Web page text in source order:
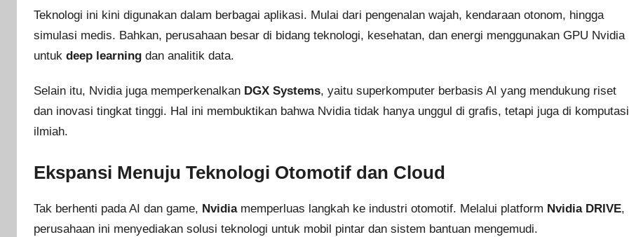
Teknologi ini kini digunakan dalam berbagai aplikasi. Mulai dari pengenalan wajah, kendaraan otonom, hingga
simulasi medis. Bahkan, perusahaan besar di bidang teknologi, kesehatan, dan energi menggunakan GPU Nvidia
untuk deep learning dan analitik data.
Selain itu, Nvidia juga memperkenalkan DGX Systems, yaitu superkomputer berbasis AI yang mendukung riset
dan inovasi tingkat tinggi. Hal ini membuktikan bahwa Nvidia tidak hanya unggul di grafis, tetapi juga di komputasi
ilmiah.
Ekspansi Menuju Teknologi Otomotif dan Cloud
Tak berhenti pada AI dan game, Nvidiamemperluas langkah ke industri otomotif. Melalui platform Nvidia DRIVE,
perusahaan ini menyediakan solusi teknologi untuk mobil pintar dan sistem bantuan mengemudi.